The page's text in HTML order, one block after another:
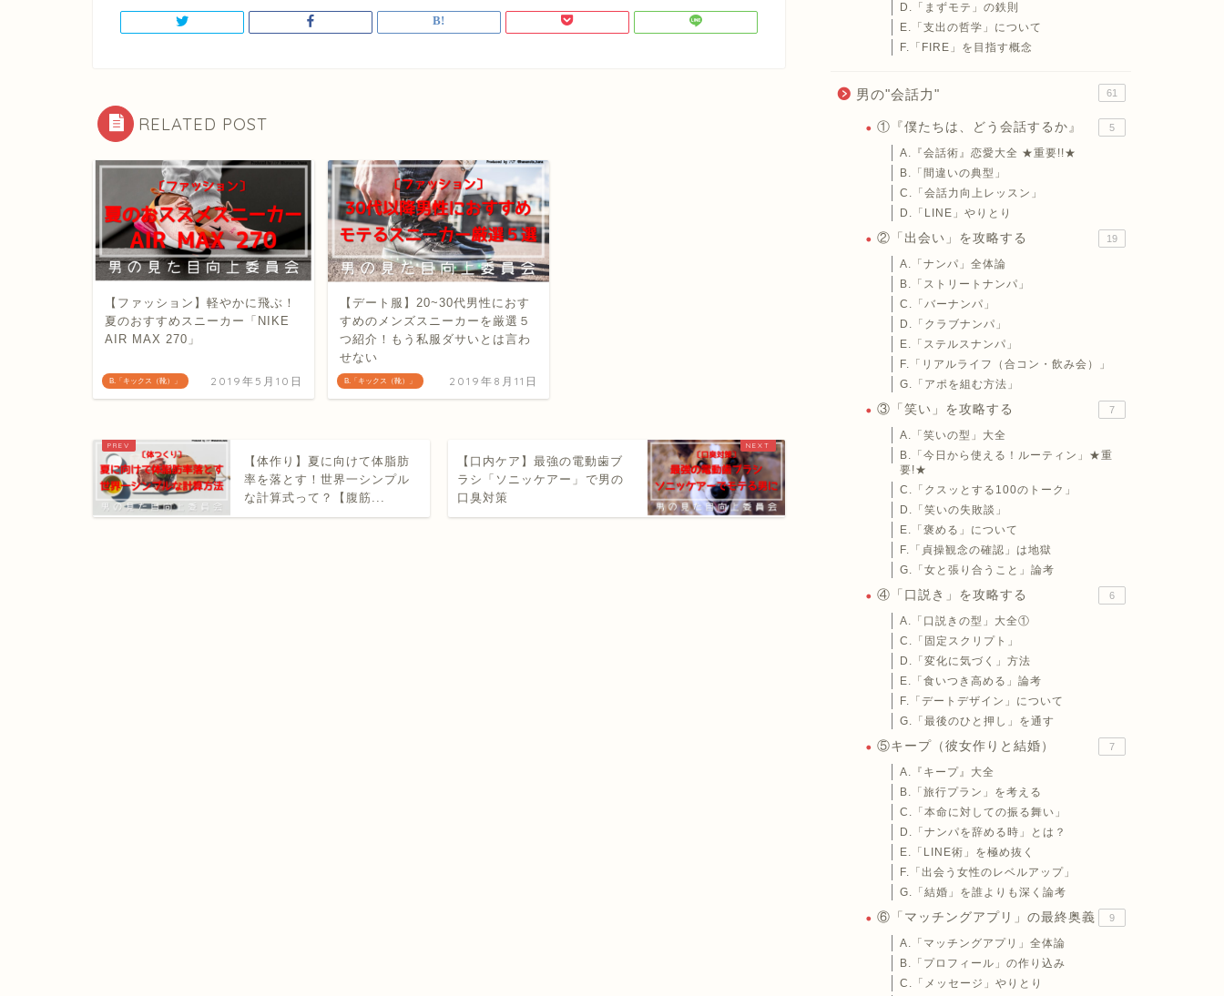
RELATED POST
B.「キックス（靴）」
【ファッション】軽やかに飛ぶ！
夏のおすすめスニーカー「NIKE
AIR MAX 270」
2019年5月10日 B.「キックス（靴）」
【デート服】20~30代男性におす
すめのメンズスニーカーを厳選５
つ紹介！もう私服ダサいとは言わ
せない
2019年8月11日
【体作り】夏に向けて体脂肪
率を落とす！世界一シンプル
な計算式って？【腹筋...
【口内ケア】最強の電動歯ブ
ラシ「ソニッケアー」で男の
口臭対策
D.「まずモテ」の鉄則
E.「支出の哲学」について
F.「FIRE」を目指す概念
男の"会話力" 61
①『僕たちは、どう会話するか』 5
A.『会話術』恋愛大全 ★重要!!★
B.「間違いの典型」
C.「会話力向上レッスン」
D.「LINE」やりとり
②「出会い」を攻略する 19
A.「ナンパ」全体論
B.「ストリートナンパ」
C.「バーナンパ」
D.「クラブナンパ」
E.「ステルスナンパ」
F.「リアルライフ（合コン・飲み会）」
G.「アポを組む方法」
③「笑い」を攻略する 7
A.「笑いの型」大全
B.「今日から使える！ルーティン」★重
要!★
C.「クスッとする100のトーク」
D.「笑いの失敗談」
E.「褒める」について
F.「貞操観念の確認」は地獄
G.「女と張り合うこと」論考
④「口説き」を攻略する 6
A.「口説きの型」大全①
C.「固定スクリプト」
D.「変化に気づく」方法
E.「食いつき高める」論考
F.「デートデザイン」について
G.「最後のひと押し」を通す
⑤キープ（彼女作りと結婚） 7
A.『キープ』大全
B.「旅行プラン」を考える
C.「本命に対しての振る舞い」
D.「ナンパを辞める時」とは？
E.「LINE術」を極め抜く
F.「出会う女性のレベルアップ」
G.「結婚」を誰よりも深く論考
⑥「マッチングアプリ」の最終奥義 9
A.「マッチングアプリ」全体論
B.「プロフィール」の作り込み
C.「メッセージ」やりとり